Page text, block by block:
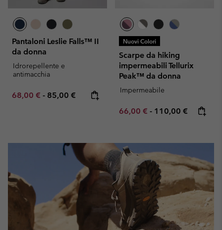
Pantaloni Leslie Falls™ II
da donna
Idrorepellente e
antimacchia
Minimum sale price:
68,00 € - Maximum price:
85,00 €
Nuovi Colori
Scarpe da hiking
impermeabili Tellurix
Peak™ da donna
Impermeabile
Minimum sale price:
66,00 € - Maximum price:
110,00 €